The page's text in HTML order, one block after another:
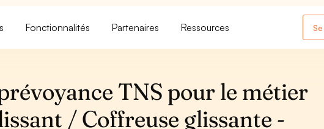
Fonctionnalités Partenaires Ressources
TNS pour le métier
/ Coffreuse glissante -